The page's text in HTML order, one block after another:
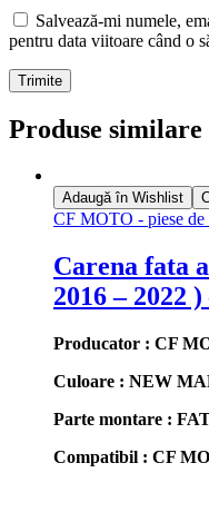
Salvează-mi numele,
pentru data viitoare când o
Produse similare
Adaugă în Wishlist
CF MOTO - piese de
Carena fata
2016 – 2022
Producator : CF
Culoare : NEW
Parte montare :
Compatibil : CF